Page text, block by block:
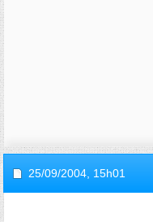
25/09/2004, 15h01